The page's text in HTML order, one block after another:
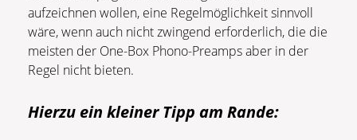
aufzeichnen wollen, eine Regelmöglichkeit sinnvoll
wäre, wenn auch nicht zwingend erforderlich, die die
meisten der One-Box Phono-Preamps aber in der
Regel nicht bieten.
Hierzu ein kleiner Tipp am Rande: